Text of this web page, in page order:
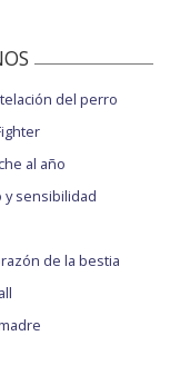
del perro
al año
y sensibilidad
de la bestia